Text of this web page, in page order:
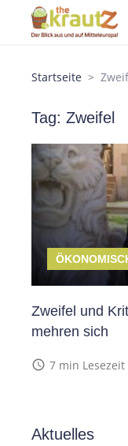
Startseite
Tag: Zweifel
Zweifel und
mehren sich
access_time 7 min Lesezeit
Aktuelles